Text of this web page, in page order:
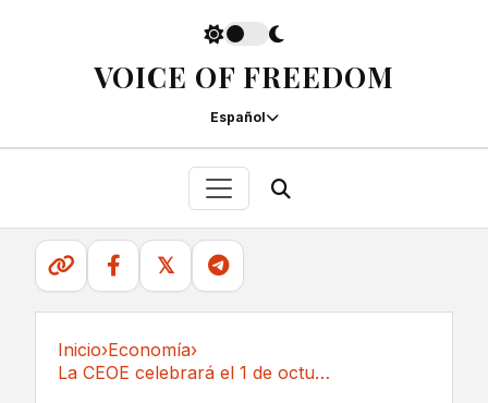
VOICE OF FREEDOM
Español
𝕏
Inicio›Economía›
La CEOE celebrará el 1 de octubre las...